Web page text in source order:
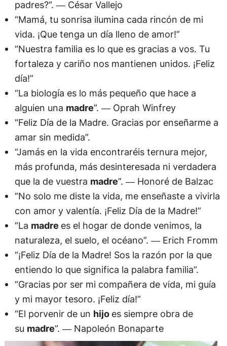
padres?”. ― César Vallejo
“Mamá, tu sonrisa ilumina cada rincón de mi
vida. ¡Que tenga un día lleno de amor!”
“Nuestra familia es lo que es gracias a vos. Tu
fortaleza y cariño nos mantienen unidos. ¡Feliz
día!”
“La biología es lo más pequeño que hace a
alguien una madre”. ― Oprah Winfrey
“Feliz Día de la Madre. Gracias por enseñarme a
amar sin medida”.
“Jamás en la vida encontraréis ternura mejor,
más profunda, más desinteresada ni verdadera
que la de vuestra madre”. ― Honoré de Balzac
“No solo me diste la vida, me enseñaste a vivirla
con amor y valentía. ¡Feliz Día de la Madre!”
“La madre es el hogar de donde venimos, la
naturaleza, el suelo, el océano”. ― Erich Fromm
“¡Feliz Día de la Madre! Sos la razón por la que
entiendo lo que significa la palabra familia”.
“Gracias por ser mi compañera de vida, mi guía
y mi mayor tesoro. ¡Feliz día!”
“El porvenir de un hijo es siempre obra de
su madre”. ― Napoleón Bonaparte